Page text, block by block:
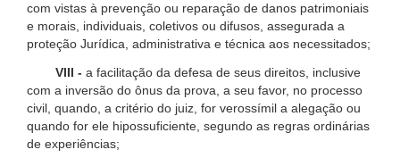
com vistas à prevenção ou reparação de danos patrimoniais
e morais, individuais, coletivos ou difusos, assegurada a
proteção Jurídica, administrativa e técnica aos necessitados;
VIII - a facilitação da defesa de seus direitos, inclusive
com a inversão do ônus da prova, a seu favor, no processo
civil, quando, a critério do juiz, for verossímil a alegação ou
quando for ele hipossuficiente, segundo as regras ordinárias
de experiências;